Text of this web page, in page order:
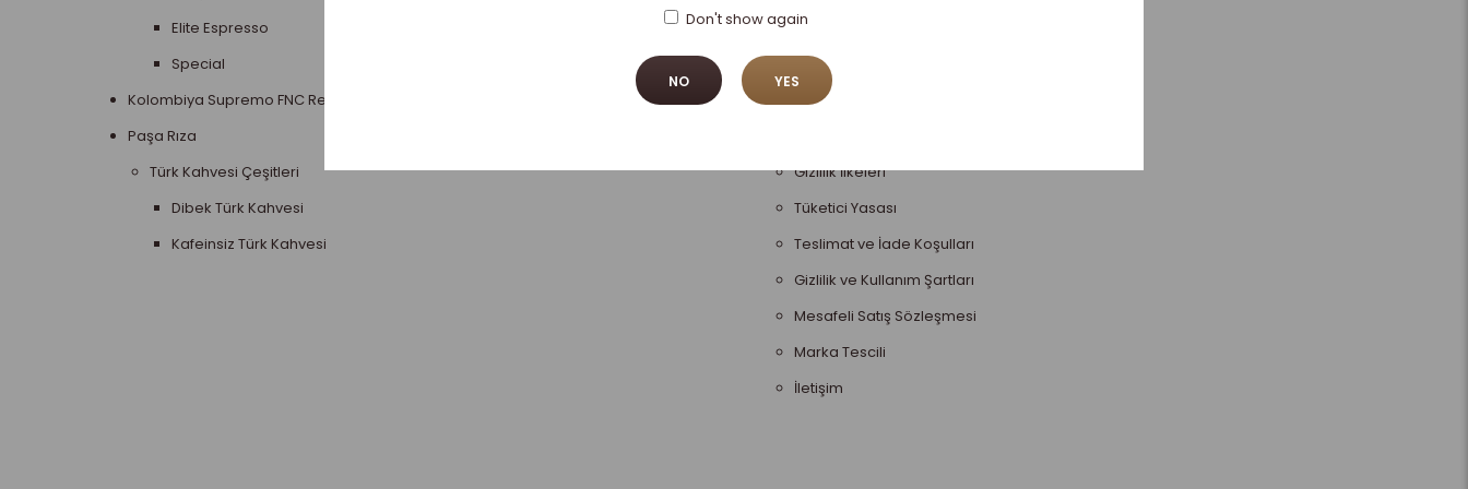
Don't show again
NO YES
Elite Espresso
Special
Kolombiya Supremo FNC Regional Select
Paşa Rıza
Türk Kahvesi Çeşitleri
Dibek Türk Kahvesi
Kafeinsiz Türk Kahvesi
Senin Kahven Hangisi
Üyelik Sözleşmesi
Teslimat Bilgileri
Gizlilik İlkeleri
Tüketici Yasası
Teslimat ve İade Koşulları
Gizlilik ve Kullanım Şartları
Mesafeli Satış Sözleşmesi
Marka Tescili
İletişim